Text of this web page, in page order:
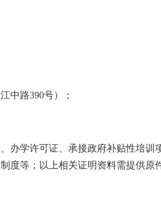
中路390号）；
办学许可证、承接政府补贴性培
度等；以上相关证明资料需提供